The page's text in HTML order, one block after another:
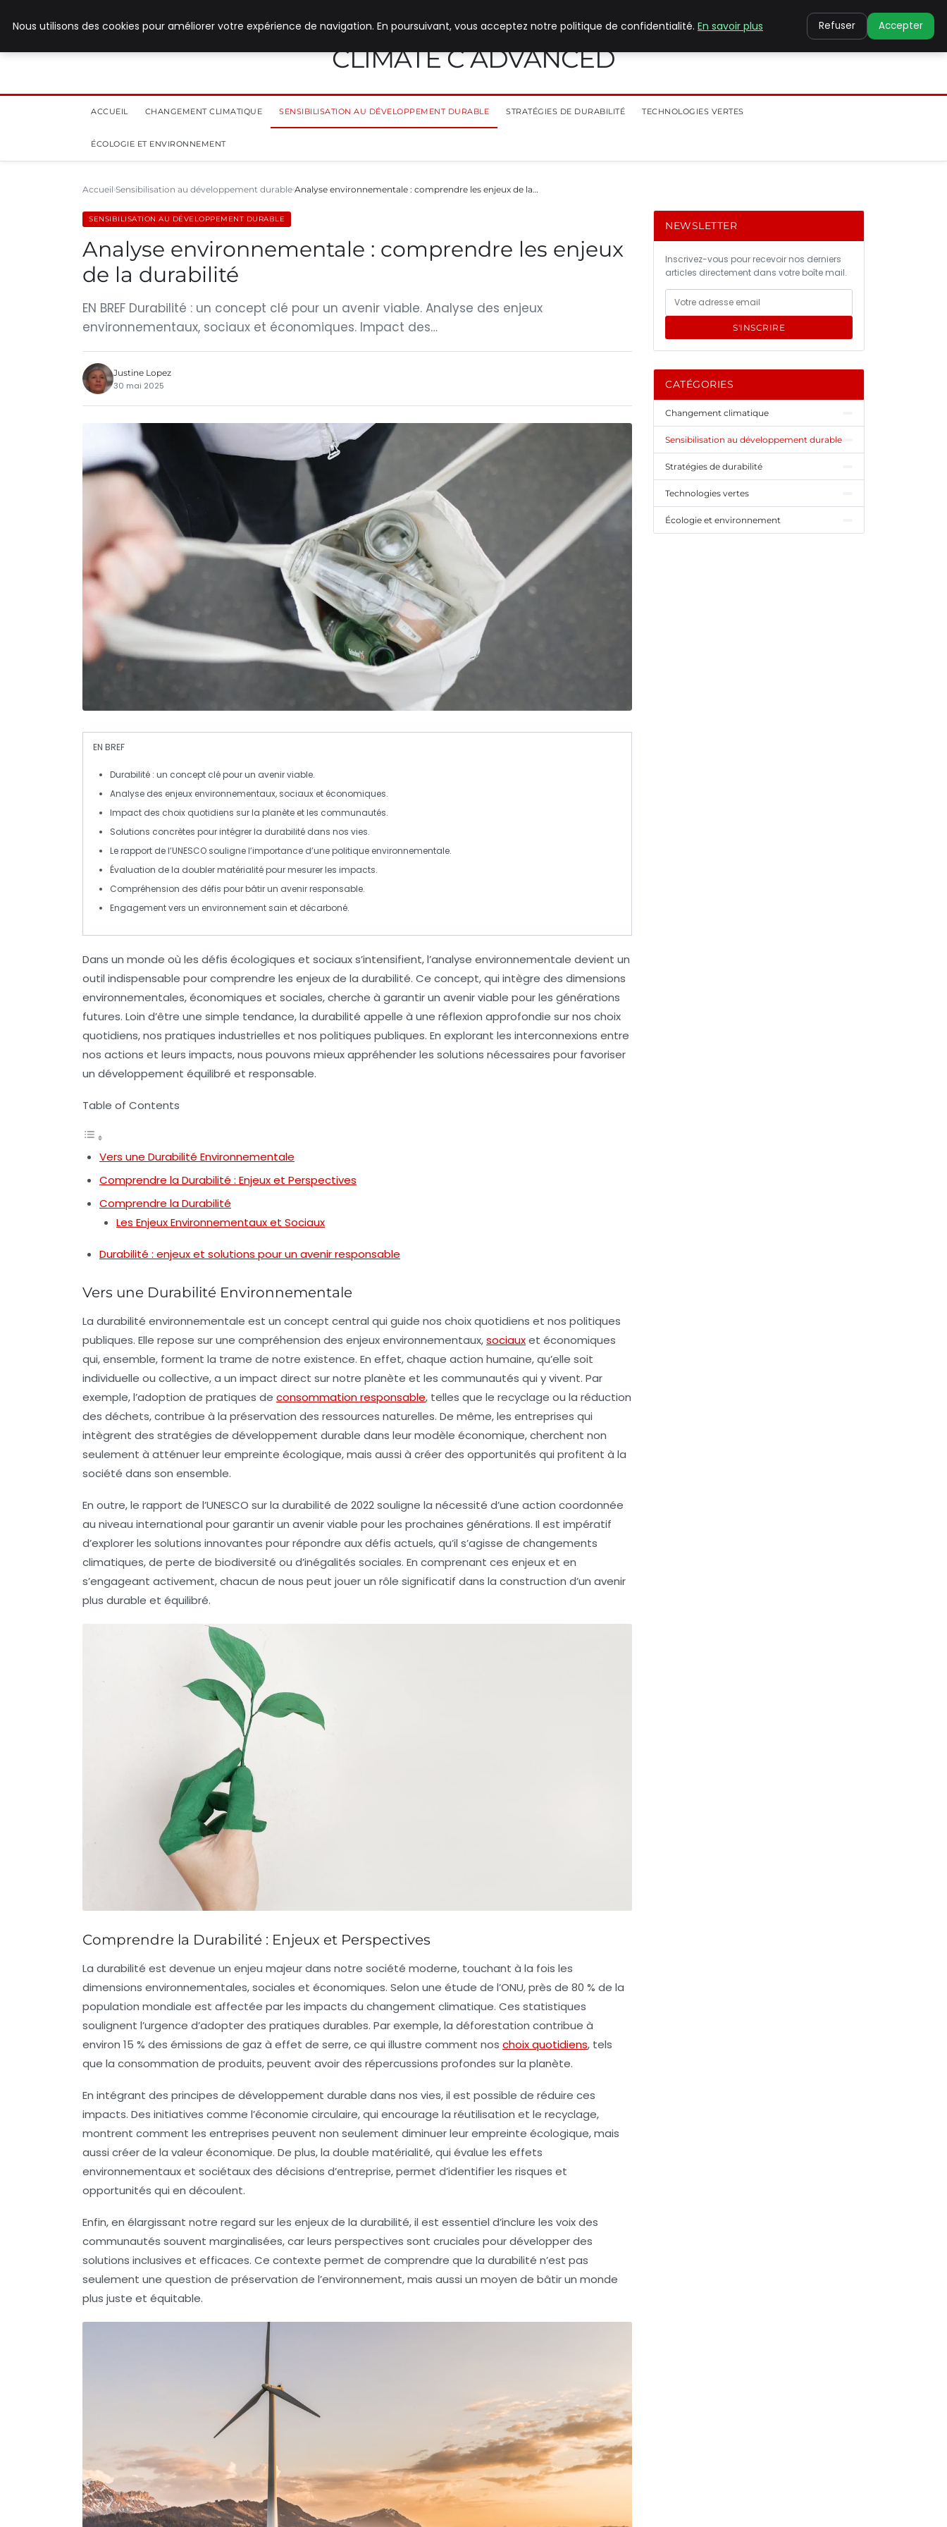
CLIMATE C ADVANCED
ACCUEIL CHANGEMENT CLIMATIQUE SENSIBILISATION AU DÉVELOPPEMENT DURABLE STRATÉGIES DE DURABILITÉ TECHNOLOGIES VERTES
ÉCOLOGIE ET ENVIRONNEMENT
Accueil Sensibilisation au développement durable Analyse environnementale : comprendre les enjeux de la…
SENSIBILISATION AU DÉVELOPPEMENT DURABLE
Analyse environnementale : comprendre les enjeux
de la durabilité
EN BREF Durabilité : un concept clé pour un avenir viable. Analyse des enjeux
environnementaux, sociaux et économiques. Impact des…
Justine Lopez
30 mai 2025
EN BREF
Durabilité : un concept clé pour un avenir viable.
Analyse des enjeux environnementaux, sociaux et économiques.
Impact des choix quotidiens sur la planète et les communautés.
Solutions concrètes pour intégrer la durabilité dans nos vies.
Le rapport del’UNESCO souligne l’importance d’une politique environnementale.
Évaluation de la doubler matérialitépour mesurer les impacts.
Compréhension des défis pour bâtir un avenir responsable.
Engagement vers un environnement sain et décarboné.
Dans un monde où les défis écologiques et sociaux s’intensifient,l’analyse environnementale devient un
outil indispensable pour comprendre les enjeux de la durabilité. Ce concept, qui intègre des dimensions
environnementales, économiques et sociales, cherche à garantir un avenir viable pour les générations
futures. Loin d’être une simple tendance, la durabilité appelle à une réflexion approfondie sur nos choix
quotidiens, nos pratiques industrielles et nos politiques publiques. En explorant les interconnexions entre
nos actions et leurs impacts, nous pouvons mieux appréhender les solutions nécessaires pour favoriser
un développement équilibré et responsable.
Table of Contents
Vers une Durabilité Environnementale
Comprendre la Durabilité : Enjeux et Perspectives
Comprendre la Durabilité
Les Enjeux Environnementaux et Sociaux
Durabilité : enjeux et solutions pour un avenir responsable
Vers une Durabilité Environnementale
La durabilité environnementale est un concept central qui guide nos choix quotidiens et nos politiques
publiques. Elle repose sur une compréhension des enjeux environnementaux,sociauxet économiques
qui, ensemble, forment la trame de notre existence. En effet, chaque action humaine, qu’elle soit
individuelle ou collective, a un impact direct sur notre planète et les communautés qui y vivent. Par
exemple, l’adoption de pratiques de consommation responsable, telles que le recyclage ou la réduction
des déchets, contribue à la préservation des ressources naturelles. De même, les entreprises qui
intègrent des stratégies de développement durable dans leur modèle économique, cherchent non
seulement à atténuer leur empreinte écologique, mais aussi à créer des opportunités qui profitent à la
société dans son ensemble.
En outre, le rapport de l’UNESCO sur la durabilité de 2022 souligne la nécessité d’une action coordonnée
au niveau international pour garantir un avenir viable pour les prochaines générations. Il est impératif
d’explorer les solutions innovantes pour répondre aux défis actuels, qu’il s’agisse de changements
climatiques, de perte de biodiversité ou d’inégalités sociales. En comprenant ces enjeux et en
s’engageant activement, chacun de nous peut jouer un rôle significatif dans la construction d’un avenir
plus durable et équilibré.
Comprendre la Durabilité : Enjeux et Perspectives
La durabilité est devenue un enjeu majeur dans notre société moderne, touchant à la fois les
dimensions environnementales,sociales et économiques. Selon une étude de l’ONU, près de 80 % de la
population mondiale est affectée par les impacts du changement climatique. Ces statistiques
soulignent l’urgence d’adopter des pratiques durables. Par exemple, la déforestation contribue à
environ 15 % des émissions de gaz à effet de serre, ce qui illustre comment nos choix quotidiens, tels
que la consommation de produits, peuvent avoir des répercussions profondes sur la planète.
En intégrant des principes de développement durable dans nos vies, il est possible de réduire ces
impacts. Des initiatives comme l’économie circulaire, qui encourage la réutilisation et le recyclage,
montrent comment les entreprises peuvent non seulement diminuer leur empreinte écologique, mais
aussi créer de la valeur économique. De plus, la double matérialité, qui évalue les effets
environnementaux et sociétaux des décisions d’entreprise, permet d’identifier les risques et
opportunités qui en découlent.
Enfin, en élargissant notre regard sur les enjeux de la durabilité, il est essentiel d’inclure les voix des
communautés souvent marginalisées, car leurs perspectives sont cruciales pour développer des
solutions inclusives et efficaces. Ce contexte permet de comprendre que la durabilité n’est pas
seulement une question de préservation de l’environnement, mais aussi un moyen de bâtir un monde
plus juste et équitable.
NEWSLETTER
Inscrivez-vous pour recevoir nos derniers
articles directement dans votre boîte mail.
S'INSCRIRE
CATÉGORIES
Changement climatique
Sensibilisation au développement durable
Stratégies de durabilité
Technologies vertes
Écologie et environnement
Nous utilisons des cookies pour améliorer votre expérience de navigation. En poursuivant, vous acceptez notre politique de confidentialité. En savoir plus Refuser Accepter